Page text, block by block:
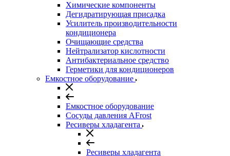
Химические компоненты
Дегидратирующая присадка
Усилитель производительности
кондиционера
Очищающие средства
Нейтрализатор кислотности
Антибактериальное средство
Герметики для кондиционеров
Емкостное оборудование
Емкостное оборудование
Сосуды давления AFrost
Ресиверы хладагента
Ресиверы хладагента